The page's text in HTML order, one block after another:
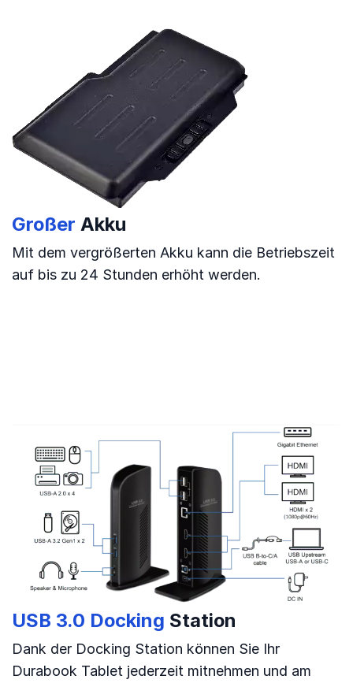
Großer Akku
Mit dem vergrößerten Akku kann die Betriebszeit
auf bis zu 24 Stunden erhöht werden.
USB 3.0 Docking Station
Dank der Docking Station können Sie Ihr
Durabook Tablet jederzeit mitnehmen und am